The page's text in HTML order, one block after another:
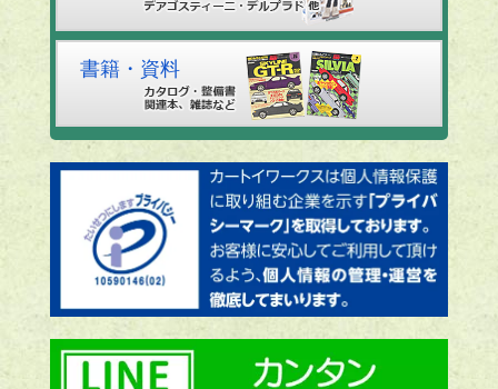
書籍・資料